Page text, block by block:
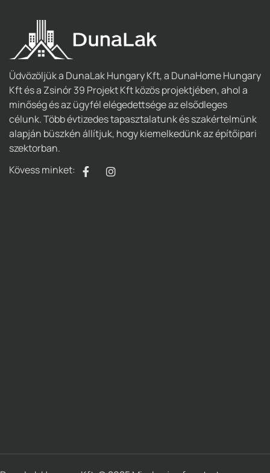
Üdvözöljük a DunaLak Hungary Kft, a DunaHome Hungary
Kft és a Zsinór 39 Projekt Kft közös projektjében, ahol a
minőség és az ügyfél elégedettsége az elsődleges
célunk. Több évtizedes tapasztalatunk és szakértelmünk
alapján büszkén állítjuk, hogy kiemelkedünk az építőipari
szektorban.
Kövess minket: